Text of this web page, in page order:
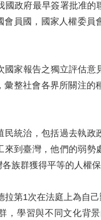
國政府最早簽署批准
員國，國家人權委
國家報告之獨立評估
整社會各界所關注
民統治，包括過去執
來到臺灣，他們的弱
族群獲得平等的人權
拉第1次在法庭上為自
，學習與不同文化背